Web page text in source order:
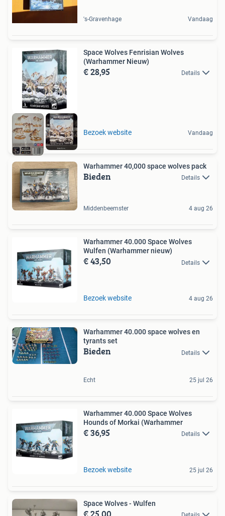
's-Gravenhage Vandaag
Space Wolves Fenrisian Wolves
(Warhammer Nieuw)
€ 28,95 Details
Bezoek website Vandaag
Warhammer 40,000 space wolves pack
Bieden Details
Middenbeemster 4 aug 26
Warhammer 40.000 Space Wolves
Wulfen (Warhammer nieuw)
€ 43,50 Details
Bezoek website 4 aug 26
Warhammer 40.000 space wolves en
tyrants set
Bieden Details
Echt 25 jul 26
Warhammer 40.000 Space Wolves
Hounds of Morkai (Warhammer
€ 36,95 Details
Bezoek website 25 jul 26
Space Wolves - Wulfen